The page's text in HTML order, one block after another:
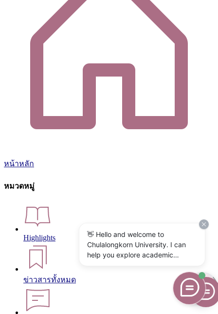
หน้าหลัก
หมวดหมู่
Highlights
ข่าวสารทั้งหมด
👋 Hello and welcome to
Chulalongkorn University. I can
help you explore academic